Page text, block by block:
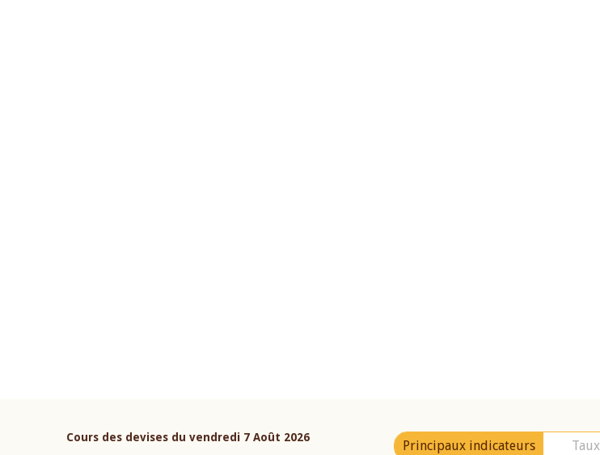
Cours des devises du vendredi 7 Août 2026
Principaux indicateurs